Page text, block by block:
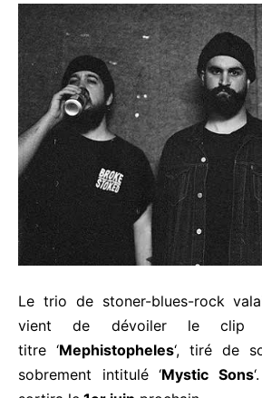
Le trio de stoner-blues-rock
vient de dévoiler le clip
titre ‘Mephistopheles‘, tiré de
sobrement intitulé ‘Mystic Sons